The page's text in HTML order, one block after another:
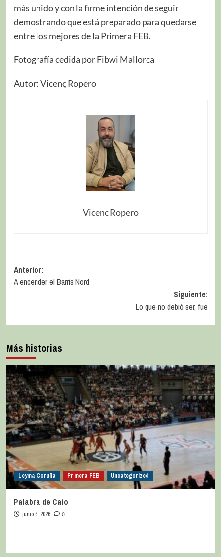
más unido y con la firme intención de seguir
demostrando que está preparado para quedarse
entre los mejores de la Primera FEB.
Fotografía cedida por Fibwi Mallorca
Autor: Vicenç Ropero
Vicenc Ropero
Anterior:
A encender el Barris Nord
Siguiente:
Lo que no debió ser, fue
Más historias
Leyma Coruña Primera FEB Uncategorized
Palabra de Caio
junio 6, 2026 0